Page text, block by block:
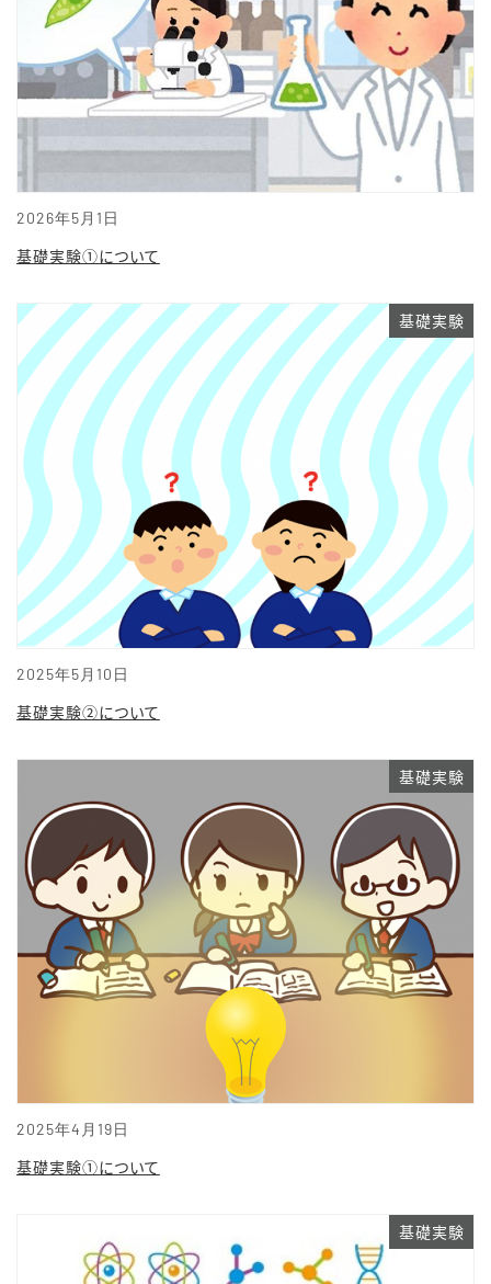
2026年5月1日
基礎実験①について
2025年5月10日
基礎実験
基礎実験②について
2025年4月19日
基礎実験
基礎実験①について
基礎実験